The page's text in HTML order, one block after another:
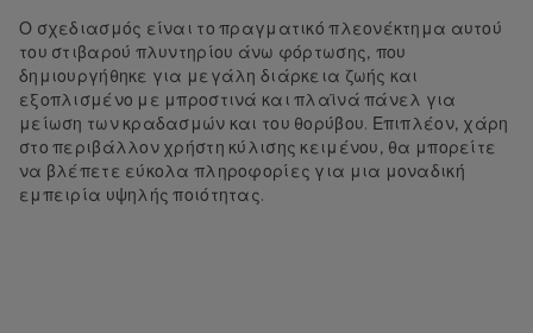
Ο σχεδιασμός είναι το πραγματικό πλεονέκτημα αυτού
του στιβαρού πλυντηρίου άνω φόρτωσης, που
δημιουργήθηκε για μεγάλη διάρκεια ζωής και
εξοπλισμένο με μπροστινά και πλαϊνά πάνελ για
μείωση των κραδασμών και του θορύβου. Επιπλέον, χάρη
στο περιβάλλον χρήστη κύλισης κειμένου, θα μπορείτε
να βλέπετε εύκολα πληροφορίες για μια μοναδική
εμπειρία υψηλής ποιότητας.